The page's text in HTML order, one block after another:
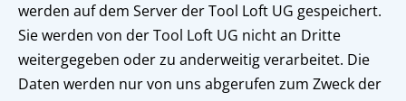
werden auf dem Server der Tool Loft UG gespeichert.
Sie werden von der Tool Loft UG nicht an Dritte
weitergegeben oder zu anderweitig verarbeitet. Die
Daten werden nur von uns abgerufen zum Zweck der